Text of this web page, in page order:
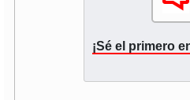
¡Sé el primero